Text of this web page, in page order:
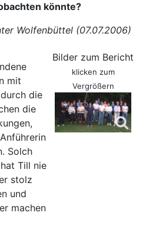
könnte?
Wolfenbüttel (07.07.2006)
mit
die
die
Solch
Till nie
stolz
und
machen
Bilder zum Bericht
klicken zum
Vergrößern